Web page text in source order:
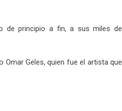
de principio a fin, a sus miles de
Omar Geles, quien fue el artista que